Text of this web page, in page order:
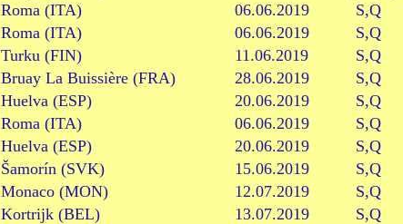
Roma (ITA) 06.06.2019
S,Q
Roma (ITA) 06.06.2019
S,Q
Turku (FIN) 11.06.2019
S,Q
Bruay La Buissière (FRA) 28.06.2019
S,Q
Huelva (ESP) 20.06.2019
S,Q
Roma (ITA) 06.06.2019
S,Q
Huelva (ESP) 20.06.2019
S,Q
Šamorín (SVK) 15.06.2019
S,Q
Monaco (MON) 12.07.2019
S,Q
Kortrijk (BEL) 13.07.2019
S,Q